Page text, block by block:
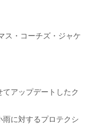
ス・コーチズ・ジャケ
アップデートしたク
に対するプロテクシ